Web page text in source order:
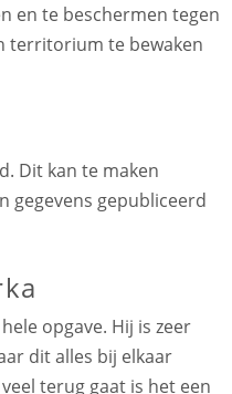
en te beschermen tegen
territorium te bewaken
Dit kan te maken
gegevens gepubliceerd
opgave. Hij is zeer
dit alles bij elkaar
terug gaat is het een